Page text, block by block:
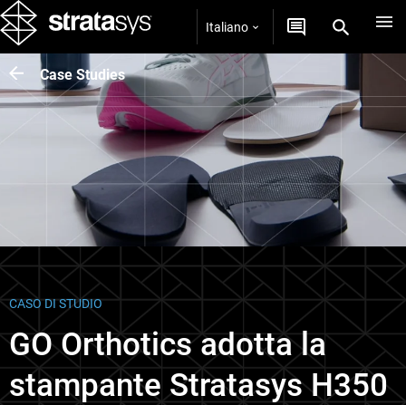
Italiano
Case Studies
CASO DI STUDIO
GO Orthotics adotta la
stampante Stratasys H350